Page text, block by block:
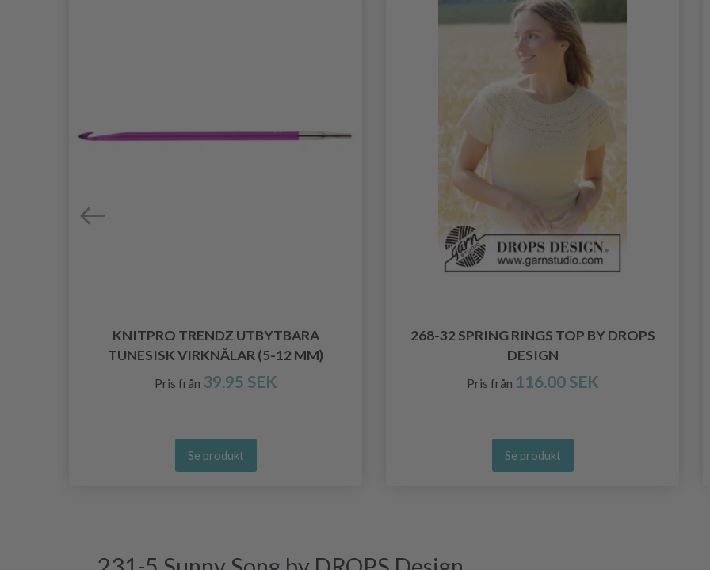
KNITPRO TRENDZ UTBYTBARA
TUNESISK VIRKNÅLAR (5-12 MM)
Pris från 39.95 SEK
Se produkt
268-32 SPRING RINGS TOP BY DROPS
DESIGN
Pris från 116.00 SEK
Se produkt